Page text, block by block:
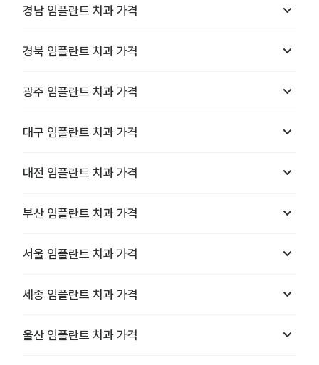
경남 임플란트 치과 가격 keyboard_arrow_down
경북 임플란트 치과 가격 keyboard_arrow_down
광주 임플란트 치과 가격 keyboard_arrow_down
대구 임플란트 치과 가격 keyboard_arrow_down
대전 임플란트 치과 가격 keyboard_arrow_down
부산 임플란트 치과 가격 keyboard_arrow_down
서울 임플란트 치과 가격 keyboard_arrow_down
세종 임플란트 치과 가격 keyboard_arrow_down
울산 임플란트 치과 가격 keyboard_arrow_down